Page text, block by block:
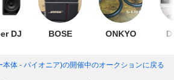
DJ BOSE ONKYO
体 - パイオニア)の開催中のオークションに戻る